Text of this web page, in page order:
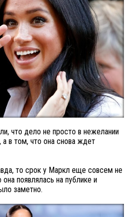
что дело не просто в нежелании
в том, что она снова ждет
то срок у Маркл еще совсем не
появлялась на публике и
заметно.